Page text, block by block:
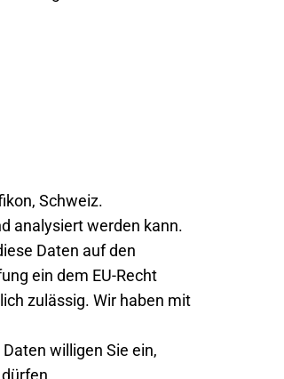
Schweiz.
analysiert werden kann.
Daten auf den
ein dem EU-Recht
zulässig. Wir haben mit
willigen Sie ein,